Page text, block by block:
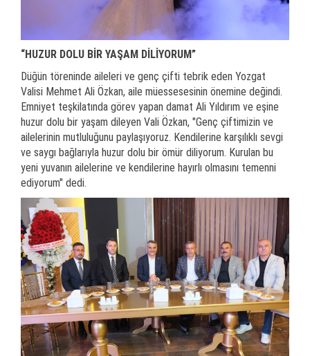
“HUZUR DOLU BİR YAŞAM DİLİYORUM”
Düğün töreninde aileleri ve genç çifti tebrik eden Yozgat
Valisi Mehmet Ali Özkan, aile müessesesinin önemine değindi.
Emniyet teşkilatında görev yapan damat Ali Yıldırım ve eşine
huzur dolu bir yaşam dileyen Vali Özkan, "Genç çiftimizin ve
ailelerinin mutluluğunu paylaşıyoruz. Kendilerine karşılıklı sevgi
ve saygı bağlarıyla huzur dolu bir ömür diliyorum. Kurulan bu
yeni yuvanın ailelerine ve kendilerine hayırlı olmasını temenni
ediyorum" dedi.